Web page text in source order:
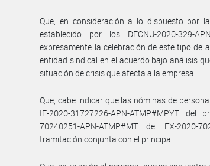
Que, en consideración a lo dispuesto por
establecido por los DECNU-2020-329-
expresamente la celebración de este tipo de
entidad sindical en el acuerdo bajo análisis
situación de crisis que afecta a la empresa.
Que, cabe indicar que las nóminas de
IF-2020-31727226-APN-ATMP#MPYT
70240251-APN-ATMP#MT del EX-2020-
tramitación conjunta con el principal.